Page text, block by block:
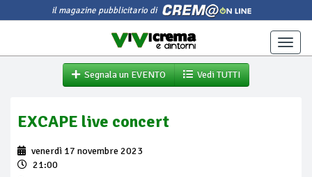
il magazine pubblicitario di
Toggle
Segnala un EVENTO
Vedi TUTTI
EXCAPE live concert
venerdì 17 novembre 2023
21:00